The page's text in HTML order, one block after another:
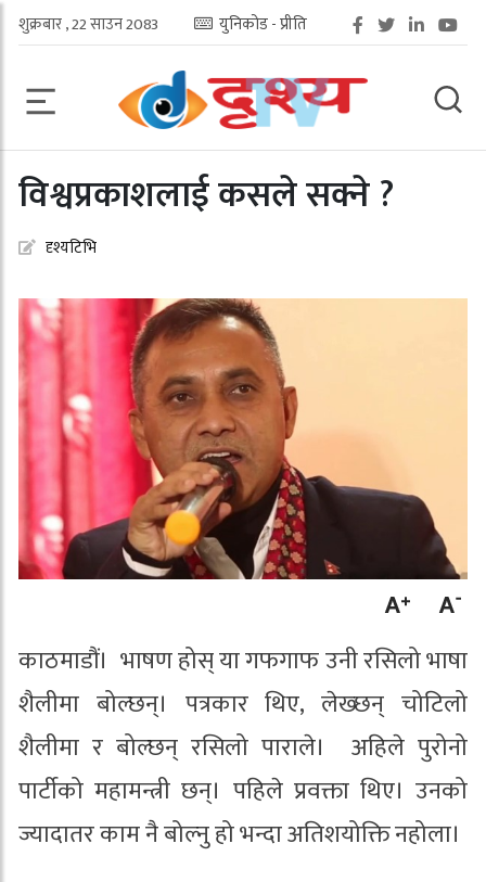
शुक्रबार , 22 साउन 2083 युनिकोड - प्रीति
विश्वप्रकाशलाई कसले सक्ने ?
दृश्यटिभि
काठमाडौं। भाषण होस् या गफगाफ उनी रसिलो भाषा
शैलीमा बोल्छन्। पत्रकार थिए, लेख्छन् चोटिलो
शैलीमा र बोल्छन् रसिलो पाराले। अहिले पुरोनो
पार्टीको महामन्त्री छन्। पहिले प्रवक्ता थिए। उनको
ज्यादातर काम नै बोल्नु हो भन्दा अतिशयोक्ति नहोला।